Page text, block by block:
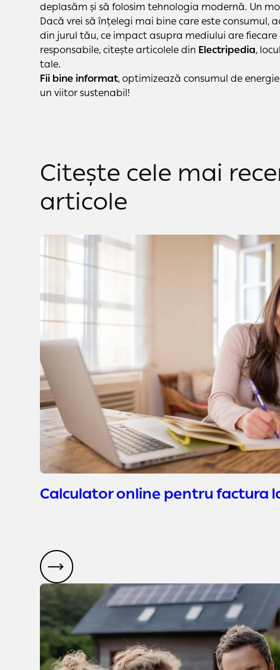
deplasăm și să folosim tehnologia modernă. Un
Dacă vrei să înțelegi mai bine care este consumul,
din jurul tău, ce impact asupra mediului are
responsabile, citește articolele din Electripedia,
tale.
Fii bine informat, optimizează consumul de
un viitor sustenabil!
Citește cele mai
articole
Calculator online pentru factura